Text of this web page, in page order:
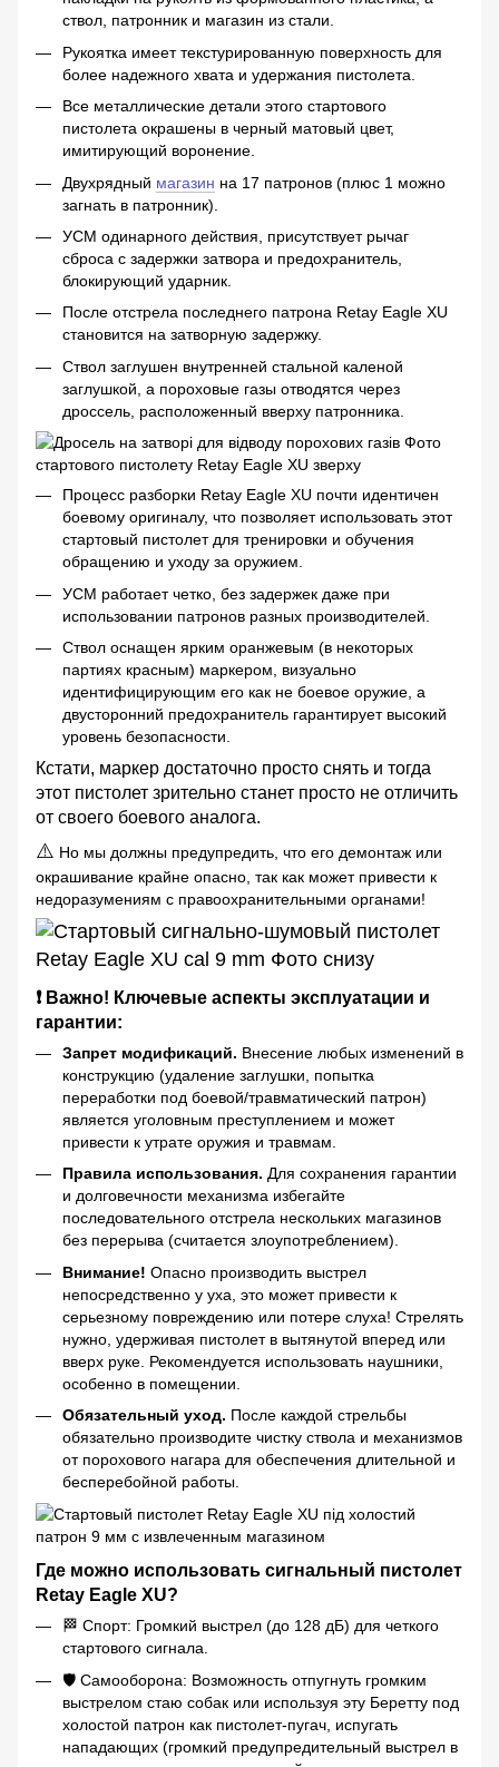
ствол, патронник и магазин из стали.
Рукоятка имеет текстурированную поверхность для
более надежного хвата и удержания пистолета.
Все металлические детали этого стартового
пистолета окрашены в черный матовый цвет,
имитирующий воронение.
Двухрядный магазин на 17 патронов (плюс 1 можно
загнать в патронник).
УСМ одинарного действия, присутствует рычаг
сброса с задержки затвора и предохранитель,
блокирующий ударник.
После отстрела последнего патрона Retay Eagle XU
становится на затворную задержку.
Ствол заглушен внутренней стальной каленой
заглушкой, а пороховые газы отводятся через
дроссель, расположенный вверху патронника.
Процесс разборки Retay Eagle XU почти идентичен
боевому оригиналу, что позволяет использовать этот
стартовый пистолет для тренировки и обучения
обращению и уходу за оружием.
УСМ работает четко, без задержек даже при
использовании патронов разных производителей.
Ствол оснащен ярким оранжевым (в некоторых
партиях красным) маркером, визуально
идентифицирующим его как не боевое оружие, а
двусторонний предохранитель гарантирует высокий
уровень безопасности.
Кстати, маркер достаточно просто снять и тогда
этот пистолет зрительно станет просто не отличить
от своего боевого аналога.
⚠️ Но мы должны предупредить, что его демонтаж или
окрашивание крайне опасно, так как может привести к
недоразумениям с правоохранительными органами!
❗ Важно! Ключевые аспекты эксплуатации и
гарантии:
Запрет модификаций. Внесение любых изменений в
конструкцию (удаление заглушки, попытка
переработки под боевой/травматический патрон)
является уголовным преступлением и может
привести к утрате оружия и травмам.
Правила использования. Для сохранения гарантии
и долговечности механизма избегайте
последовательного отстрела нескольких магазинов
без перерыва (считается злоупотреблением).
Внимание! Опасно производить выстрел
непосредственно у уха, это может привести к
серьезному повреждению или потере слуха! Стрелять
нужно, удерживая пистолет в вытянутой вперед или
вверх руке. Рекомендуется использовать наушники,
особенно в помещении.
Обязательный уход. После каждой стрельбы
обязательно производите чистку ствола и механизмов
от порохового нагара для обеспечения длительной и
бесперебойной работы.
Где можно использовать сигнальный пистолет
Retay Eagle XU?
🏁 Спорт: Громкий выстрел (до 128 дБ) для четкого
стартового сигнала.
🛡️ Самооборона: Возможность отпугнуть громким
выстрелом стаю собак или используя эту Беретту под
холостой патрон как пистолет-пугач, испугать
нападающих (громкий предупредительный выстрел в